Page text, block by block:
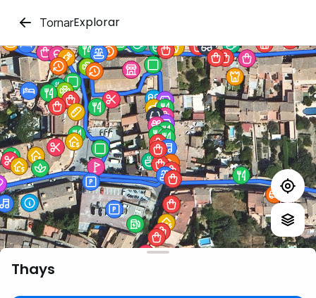
TornarExplorar
Thays